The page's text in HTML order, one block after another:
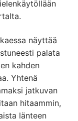
näyttää
palata
kahden
Yhtenä
jatkuvan
hitaammin,
länteen